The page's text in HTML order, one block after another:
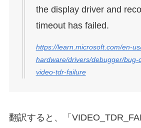
the display driver and
timeout has failed.
https://learn.microsoft.com/en-
hardware/drivers/debugger/
video-tdr-failure
翻訳すると、「